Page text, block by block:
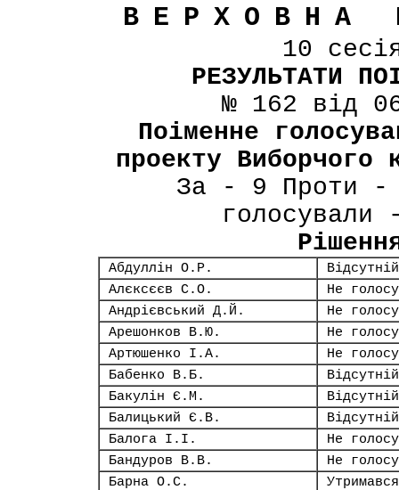
ВЕРХОВНА
10
РЕЗУЛЬТАТИ
№ 162 від
Поіменне
проекту Виборчого
За - 9 Проти -
Абдуллін О.Р.
Відсутній
Алєксєєв С.О.
Не
Андрієвський Д.Й.
Не
Арешонков В.Ю.
Не
Артюшенко І.А.
Не
Бабенко В.Б.
Відсутній
Бакулін Є.М.
Відсутній
Балицький Є.В.
Відсутній
Балога І.І.
Не
Бандуров В.В.
Не
Барна О.С.
Утримався